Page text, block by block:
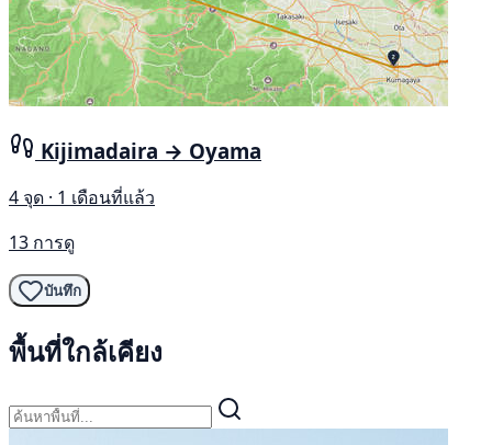
Kijimadaira → Oyama
4 จุด · 1 เดือนที่แล้ว
13 การดู
บันทึก
พื้นที่ใกล้เคียง